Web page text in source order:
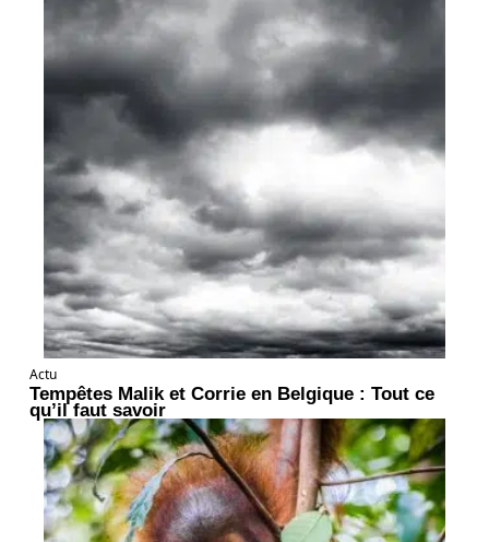
Actu
Tempêtes Malik et Corrie en Belgique : Tout ce
qu’il faut savoir